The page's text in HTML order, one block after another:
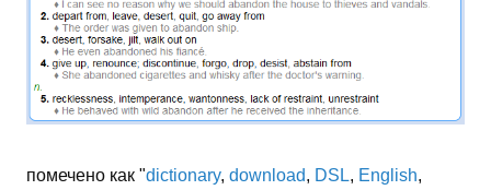
помечено как "dictionary, download, DSL, English,